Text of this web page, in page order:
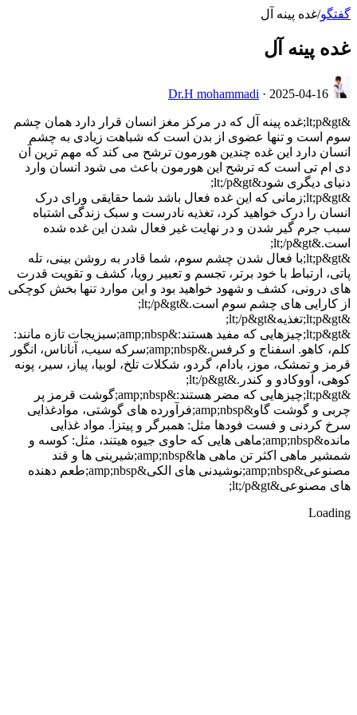
گفتگو/غده پینه آل
غده پینه آل
Dr.H mohammadi · 2025-04-16
&lt;p&gt;غده پینه آل که در مرکز مغز انسان قرار دارد همان چشم
سوم است و تنها عضوی از بدن است که شباهت زیادی به چشم
انسان دارد این غده چندین هورمون ترشح می کند که مهم ترین آن
دی ام تی است که ترشح این هورمون باعث می شود انسان وارد
دنیای دیگری شود&lt;/p&gt;
&lt;p&gt;زمانی که این غده فعال باشد شما حقایقی ورای درک
انسان را درک خواهید کرد، تغذیه نادرست و سبک زندگی اشتباه
سبب جرم گیر شدن و در نهایت غیر فعال شدن این غده شده
است.&lt;/p&gt;
&lt;p&gt;با فعال شدن چشم سوم، شما قادر به روشن بینی، تله
پاتی، ارتباط با خود برتر، تجسم و تعبیر رویا، کشف و تقویت قدرت
های درونی، کشف و شهود خواهید بود و این موارد تنها بخش کوچکی
از کارایی های چشم سوم است.&lt;/p&gt;
&lt;p&gt;تغذیه&lt;/p&gt;
&lt;p&gt;چیزهایی که مفید هستند:&amp;nbsp;سبزیجات تازه مانند:
کلم، کاهو. اسفناج و کرفس.&amp;nbsp;سرکه سیب، آناناس، انگور
قرمز و تمشک، موز، بادام، گردو، شکلات تلخ، لوبیا، پیاز، سیر، پونه
کوهی، آووکادو و کندر.&lt;/p&gt;
&lt;p&gt;چیزهایی که مضر هستند:&amp;nbsp;گوشت قرمز پر
چربی و گوشت گاو&amp;nbsp;فرآورده های گوشتی، موادغذایی
سرخ کردنی و فست فودها مثل: همبرگر و پیتزا. مواد غذایی
مانده&amp;nbsp;ماهی هایی که حاوی جیوه هیتند، مثل: کوسه و
شمشیر ماهی اکثر تن ماهی ها&amp;nbsp;شیرینی ها و قند
مصنوعی&amp;nbsp;نوشیدنی های الکی&amp;nbsp;طعم دهنده
های مصنوعی&lt;/p&gt;
Loading